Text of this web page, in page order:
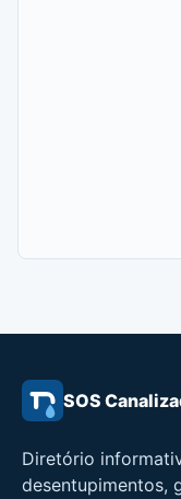
SOS
Diretório
desentupimentos,